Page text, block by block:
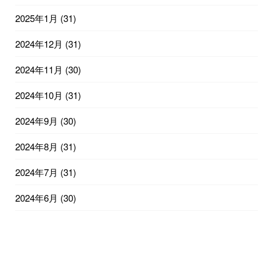
2025年1月 (31)
2024年12月 (31)
2024年11月 (30)
2024年10月 (31)
2024年9月 (30)
2024年8月 (31)
2024年7月 (31)
2024年6月 (30)